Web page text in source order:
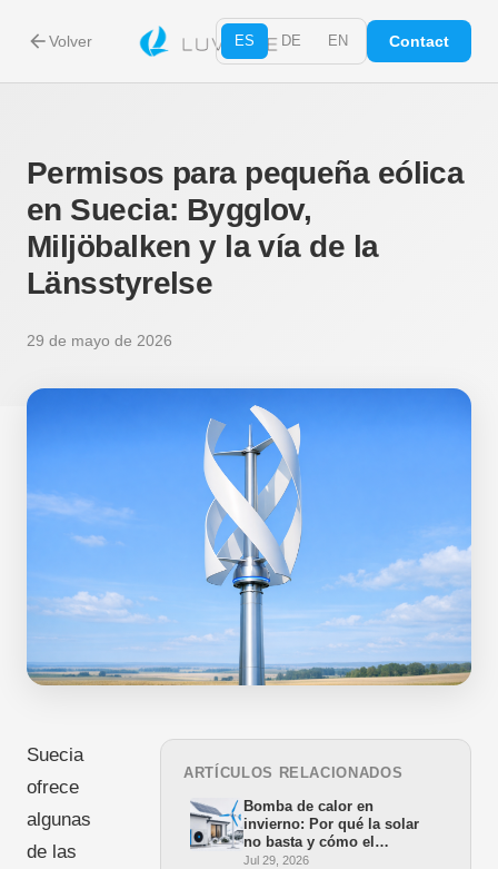
arrow_backVolver ES DE EN Contact
Permisos para pequeña eólica
en Suecia: Bygglov,
Miljöbalken y la vía de la
Länsstyrelse
29 de mayo de 2026
Suecia
ofrece
algunas
de las
ARTÍCULOS RELACIONADOS
Bomba de calor en
invierno: Por qué la solar
no basta y cómo el
minieólico cierra la brecha
Jul 29, 2026